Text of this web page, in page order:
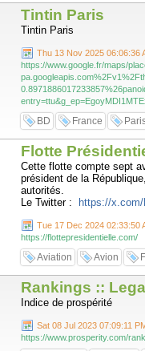
Tintin Paris
Tintin Paris
Thu 13 Nov 2025 06:06:36
https://www.google.fr/maps/
BD France
Flotte
Cette flotte compte sept
président de la
autorités.
Le Twitter :
https://
Tue 17 Dec 2024 02:33:50
https://flottepresidentielle.com/
Aviation Avion
Rankings ::
Indice de prospérité
Sat 08 Jul 2023 07:09:11
https://www.prosperity.com/